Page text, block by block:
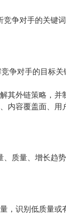
争对手的关
争对手的目标
外链策略，并
内容覆盖面、
质量、增长趋
，识别低质量